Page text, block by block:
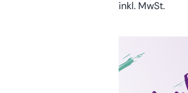
inkl. MwSt.